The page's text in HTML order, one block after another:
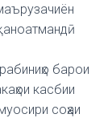
барои
касбии
соҳаи